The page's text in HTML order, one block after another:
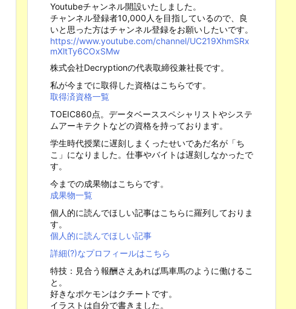
Youtubeチャンネル開設いたしました。
チャンネル登録者10,000人を目指しているので、良
いと思った方はチャンネル登録をお願いしたいです。
https://www.youtube.com/channel/UC219XhmSRx
mXltTy6COxSMw
株式会社Decryptionの代表取締役兼社長です。
私が今までに取得した資格はこちらです。
取得済資格一覧
TOEIC860点。データベーススペシャリストやシステ
ムアーキテクトなどの資格を持っております。
学生時代授業に遅刻しまくったせいであだ名が「ち
こ」になりました。仕事やバイトは遅刻しなかったで
す。
今までの成果物はこちらです。
成果物一覧
個人的に読んでほしい記事はこちらに羅列しておりま
す。
個人的に読んでほしい記事
詳細(?)なプロフィールはこちら
特技：見合う報酬さえあれば馬車馬のように働けるこ
と。
好きなポケモンはクチートです。
イラストは自分で書きました。